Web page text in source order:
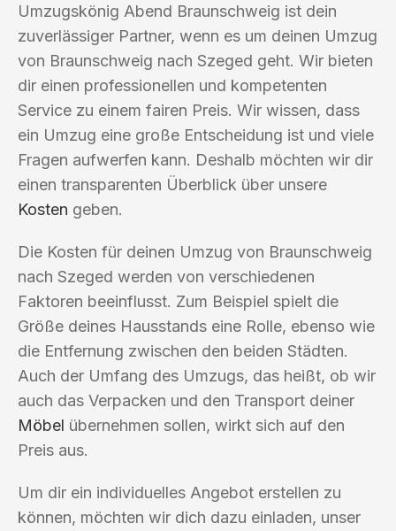
Umzugskönig Abend Braunschweig ist dein
zuverlässiger Partner, wenn es um deinen Umzug
von Braunschweig nach Szeged geht. Wir bieten
dir einen professionellen und kompetenten
Service zu einem fairen Preis. Wir wissen, dass
ein Umzug eine große Entscheidung ist und viele
Fragen aufwerfen kann. Deshalb möchten wir dir
einen transparenten Überblick über unsere
Kosten geben.
Die Kosten für deinen Umzug von Braunschweig
nach Szeged werden von verschiedenen
Faktoren beeinflusst. Zum Beispiel spielt die
Größe deines Hausstands eine Rolle, ebenso wie
die Entfernung zwischen den beiden Städten.
Auch der Umfang des Umzugs, das heißt, ob wir
auch das Verpacken und den Transport deiner
Möbel übernehmen sollen, wirkt sich auf den
Preis aus.
Um dir ein individuelles Angebot erstellen zu
können, möchten wir dich dazu einladen, unser